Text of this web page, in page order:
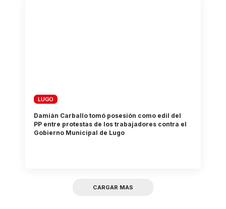
LUGO
Damián Carballo tomó posesión como edil del
PP entre protestas de los trabajadores contra el
Gobierno Municipal de Lugo
CARGAR MAS